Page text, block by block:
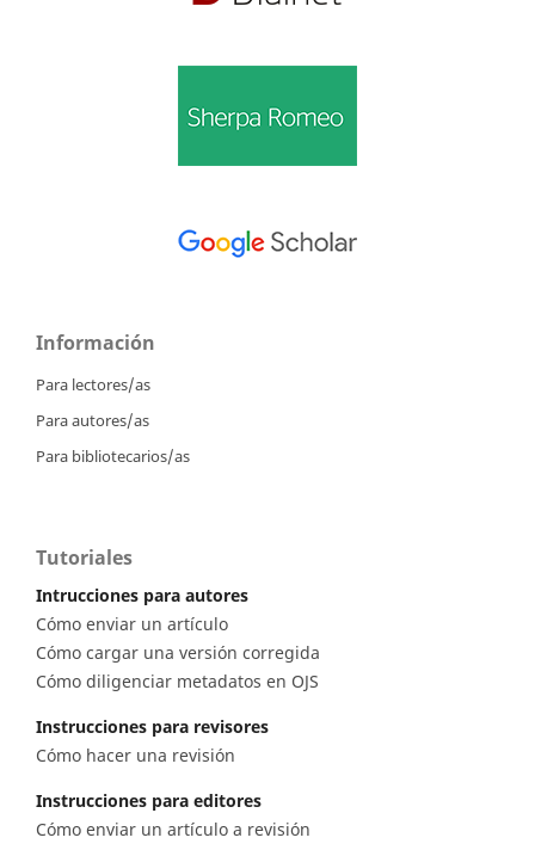
Información
Para lectores/as
Para autores/as
Para bibliotecarios/as
Tutoriales
Intrucciones para autores
Cómo enviar un artículo
Cómo cargar una versión corregida
Cómo diligenciar metadatos en OJS
Instrucciones para revisores
Cómo hacer una revisión
Instrucciones para editores
Cómo enviar un artículo a revisión